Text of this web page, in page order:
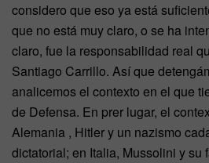
considero que eso ya está
que no está muy claro, o se ha
claro, fue la responsabilidad real
Santiago Carrillo. Así que
analicemos el contexto en el que
de Defensa. En prer lugar, el
Alemania , Hitler y un nazismo
dictatorial; en Italia, Mussolini y su